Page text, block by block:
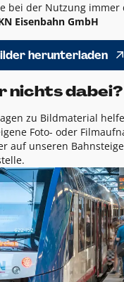
bei der Nutzung immer
Eisenbahn GmbH
herunterladen
nichts dabei?
zu Bildmaterial
Foto- oder
auf unseren